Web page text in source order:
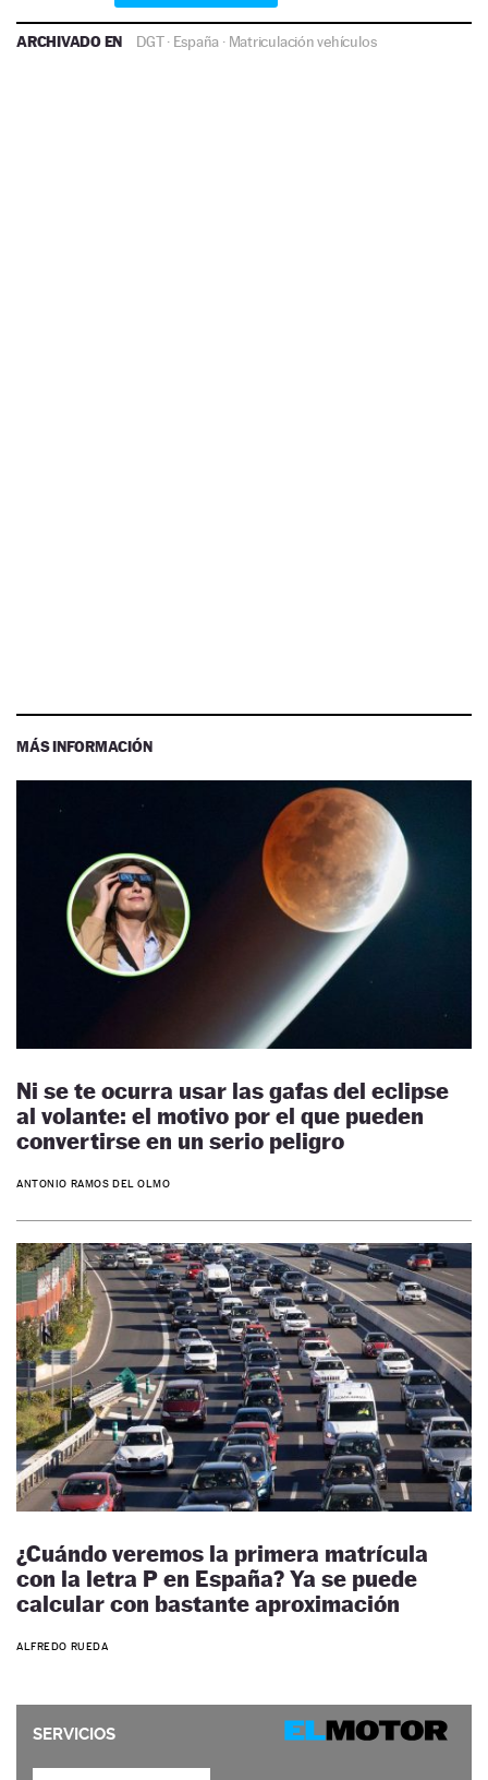
ARCHIVADO EN DGT· España · Matriculación vehículos
MÁS INFORMACIÓN
Ni se te ocurra usar las gafas del eclipse
al volante: el motivo por el que pueden
convertirse en un serio peligro
ANTONIO RAMOS DEL OLMO
¿Cuándo veremos la primera matrícula
con la letra P en España? Ya se puede
calcular con bastante aproximación
ALFREDO RUEDA